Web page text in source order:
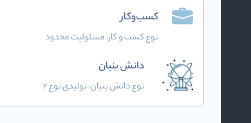
کسب‌وکار
نوع کسب و کار:مسئولیت محدود
دانش بنیان
نوع دانش بنیان: تولیدی نوع 2